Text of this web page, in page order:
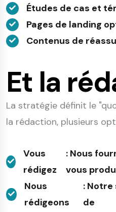
Études de cas et
Pages de landing
Contenus de
Et la
La stratégie définit le
la rédaction, plusieurs
Vous
rédigez
: Nous
vous
Nous
rédigeons
: Notre
de